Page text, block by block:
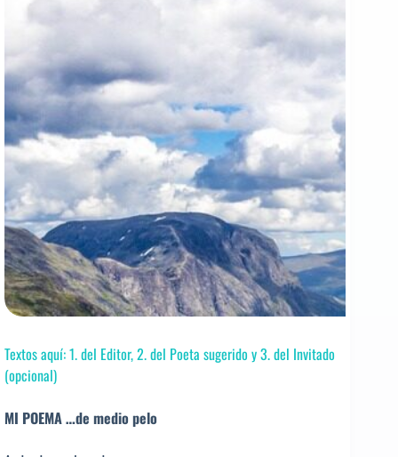
Textos aquí: 1. del Editor, 2. del Poeta sugerido y 3. del Invitado
(opcional)
MI POEMA …de medio pelo